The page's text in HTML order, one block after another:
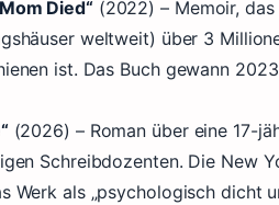
Died“(2022) – Memoir, das
weltweit) über 3
ist. Das Buch gewann
(2026) – Roman über eine 17-
Schreibdozenten. Die New
Werk als „psychologisch dicht